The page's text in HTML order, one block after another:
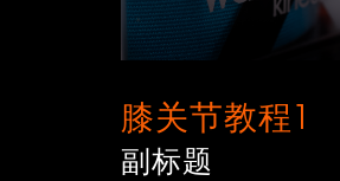
膝关节教程1
副标题